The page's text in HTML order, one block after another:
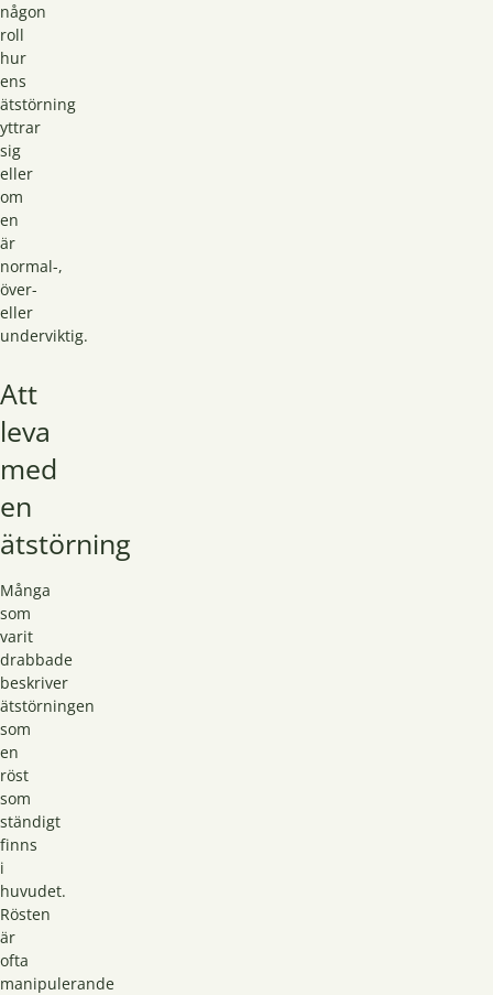
någon
roll
hur
ens
ätstörning
yttrar
sig
eller
om
en
är
normal-,
över-
eller
underviktig.
Att
leva
med
en
ätstörning
Många
som
varit
drabbade
beskriver
ätstörningen
som
en
röst
som
ständigt
finns
i
huvudet.
Rösten
är
ofta
manipulerande